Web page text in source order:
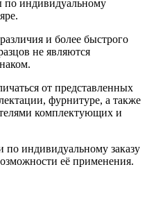
по индивидуальному
и более быстрого
не являются
от представленных
фурнитуре, а также
комплектующих и
индивидуальному заказу
её применения.